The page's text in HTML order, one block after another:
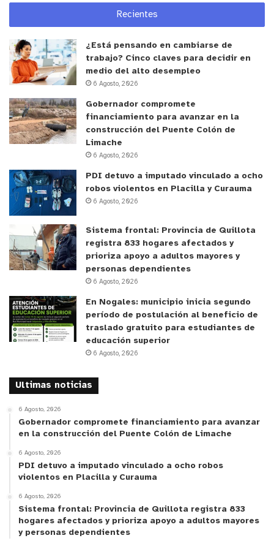
intersectoriales tales como oficinas municipales,
justicia (tribunales, red SENAME Carabineros),
empresas, organizaciones locales, ámbito
educación, entre otros. Este vínculo impacta no
solo en la condición de salud del usuario, sino
también en su entorno más inmediato,
contribuyendo a la inclusión social y a la
recuperación de las personas”.
Impacto de los CESAM en el actual contexto
sanitario
La pandemia ha sido sin duda un período de mucha
tensión para las familias. Las extensas
cuarentenas y el cambio de hábitos que surgió de
esta, para mantener la seguridad personal y de
nuestro entorno, ha causado problemas en la salud
mental de la población.
CESAM Limache
Conny Vigueras, Directora del CESAM Limache, que
de Marga Marga, señala que “estamos conscientes
del impacto que ha tenido la pandemia en la salud
mental de las personas, por eso, el equipo clínico
del CESAM Limache ha ideado estrategias
destinadas a dar continuidad a las atenciones de
las personas manteniendo la calidad de ellas. En
modalidad presencial y telemática, individuales y
grupales dependiendo de las necesidades y
posibilidades de las personas. Siendo las
Recientes
¿Está pensando en cambiarse de
trabajo? Cinco claves para decidir en
medio del alto desempleo
6 Agosto, 2026
Gobernador compromete
financiamiento para avanzar en la
construcción del Puente Colón de
Limache
6 Agosto, 2026
PDI detuvo a imputado vinculado a ocho
robos violentos en Placilla y Curauma
6 Agosto, 2026
Sistema frontal: Provincia de Quillota
registra 833 hogares afectados y
prioriza apoyo a adultos mayores y
personas dependientes
6 Agosto, 2026
En Nogales: municipio inicia segundo
período de postulación al beneficio de
traslado gratuito para estudiantes de
educación superior
6 Agosto, 2026
Ultimas noticias
6 Agosto, 2026
Gobernador compromete financiamiento para avanzar
en la construcción del Puente Colón de Limache
6 Agosto, 2026
PDI detuvo a imputado vinculado a ocho robos
violentos en Placilla y Curauma
6 Agosto, 2026
Sistema frontal: Provincia de Quillota registra 833
hogares afectados y prioriza apoyo a adultos mayores
y personas dependientes